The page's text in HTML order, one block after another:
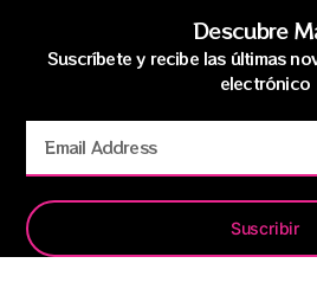
Descubre
Suscríbete y recibe las últimas
electrónico
Suscribir